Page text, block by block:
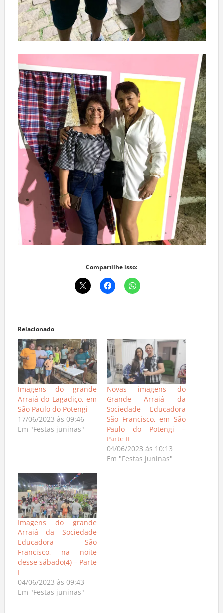
Compartilhe isso:
Relacionado
Imagens do grande
Arraiá do Lagadiço, em
São Paulo do Potengi
17/06/2023 às 09:46
Em "Festas juninas"
Novas imagens do
Grande Arraiá da
Sociedade Educadora
São Francisco, em São
Paulo do Potengi –
Parte II
04/06/2023 às 10:13
Em "Festas juninas"
Imagens do grande
Arraiá da Sociedade
Educadora São
Francisco, na noite
desse sábado(4) – Parte
I
04/06/2023 às 09:43
Em "Festas juninas"